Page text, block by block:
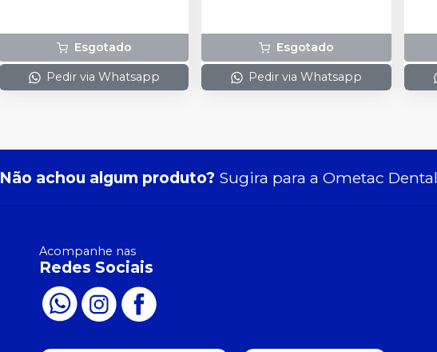
Esgotado
Pedir via Whatsapp
Esgotado
Pedir via Whatsapp
Não achou algum produto? Sugira para a Ometac Dental
Acompanhe nas
Redes Sociais